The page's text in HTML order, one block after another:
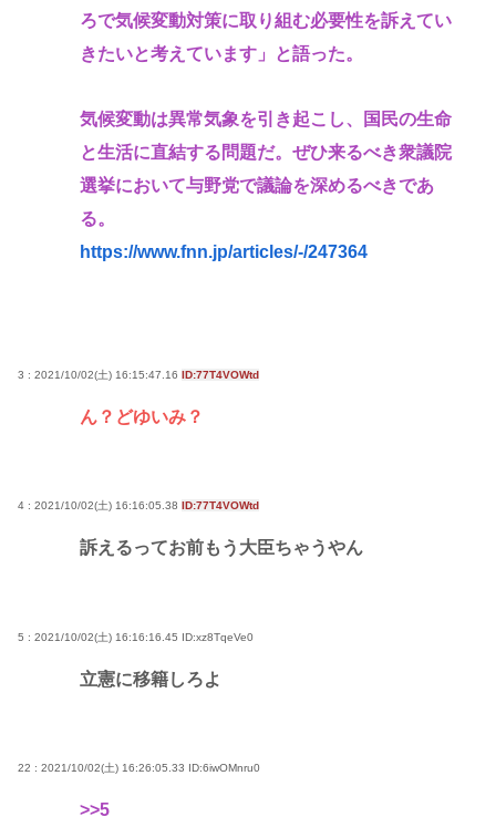
ろで気候変動対策に取り組む必要性を訴えてい
きたいと考えています」と語った。
気候変動は異常気象を引き起こし、国民の生命
と生活に直結する問題だ。ぜひ来るべき衆議院
選挙において与野党で議論を深めるべきであ
る。
https://www.fnn.jp/articles/-/247364
3 : 2021/10/02(土) 16:15:47.16 ID:77T4VOWtd
ん？どゆいみ？
4 : 2021/10/02(土) 16:16:05.38 ID:77T4VOWtd
訴えるってお前もう大臣ちゃうやん
5 : 2021/10/02(土) 16:16:16.45 ID:xz8TqeVe0
立憲に移籍しろよ
22 : 2021/10/02(土) 16:26:05.33 ID:6iwOMnru0
>>5